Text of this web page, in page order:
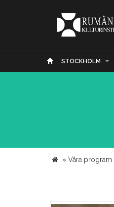
STOCKHOLM
» Våra program